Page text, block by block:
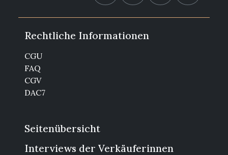
Rechtliche Informationen
CGU
FAQ
CGV
DAC7
Seitenübersicht
Interviews der Verkäuferinnen